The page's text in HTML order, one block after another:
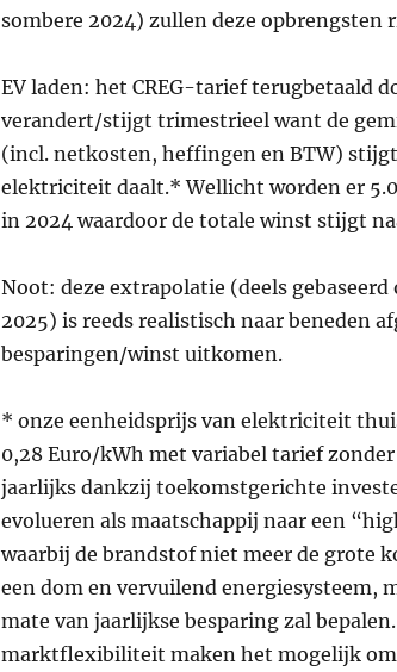
sombere 2024) zullen deze opbrengsten
EV laden: het CREG-tarief terugbetaald
verandert/stijgt trimestrieel want de
(incl. netkosten, heffingen en BTW)
elektriciteit daalt.* Wellicht worden er
in 2024 waardoor de totale winst stijgt
Noot: deze extrapolatie (deels gebaseerd
2025) is reeds realistisch naar beneden
besparingen/winst uitkomen.
* onze eenheidsprijs van elektriciteit
0,28 Euro/kWh met variabel tarief
jaarlijks dankzij toekomstgerichte
evolueren als maatschappij naar een
waarbij de brandstof niet meer de grote
een dom en vervuilend energiesysteem,
mate van jaarlijkse besparing zal
marktflexibiliteit maken het mogelijk